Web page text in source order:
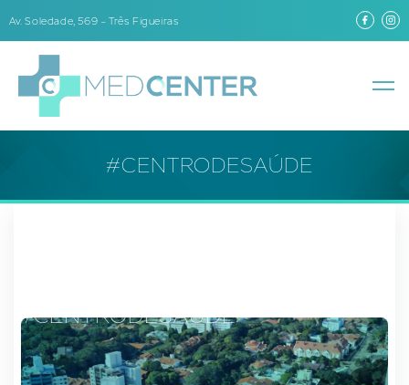
Av. Soledade, 569 – Três Figueiras
#CENTRODESAÚDE
#CENTRODESAÚDE